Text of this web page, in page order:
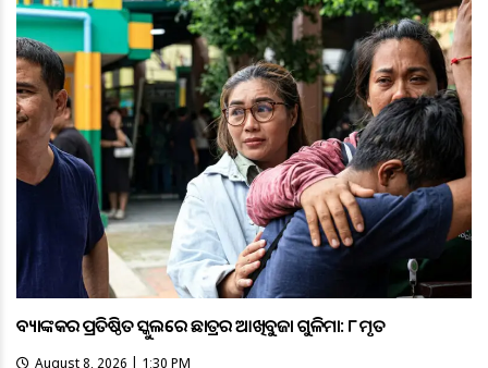
ବ୍ୟାଙ୍କକର ପ୍ରତିଷ୍ଠିତ ସ୍କୁଲରେ ଛାତ୍ରର ଆଖିବୁଜା ଗୁଳିମାଡ଼: ୮ ମୃତ
August 8, 2026 | 1:30 PM